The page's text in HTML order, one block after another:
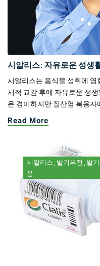
시알리스: 자유로운 성생
시알리스는 음식물 섭취에 영
서적 교감 후에 자유로운 성
은 경미하지만 질산염 복용
Read More
시알리스 발기부전 발
용